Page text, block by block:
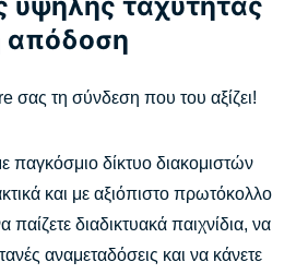
απόδοση
σας τη σύνδεση που του αξίζει!
παγκόσμιο δίκτυο διακομιστών
και με αξιόπιστο πρωτόκολλο
παίζετε διαδικτυακά παιχνίδια, να
αναμεταδόσεις και να κάνετε